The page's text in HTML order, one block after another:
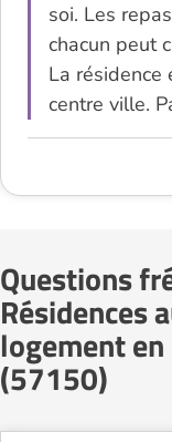
soi. Les
chacun peut
La résidence
centre ville.
Questions
Résidences
logement
(57150)